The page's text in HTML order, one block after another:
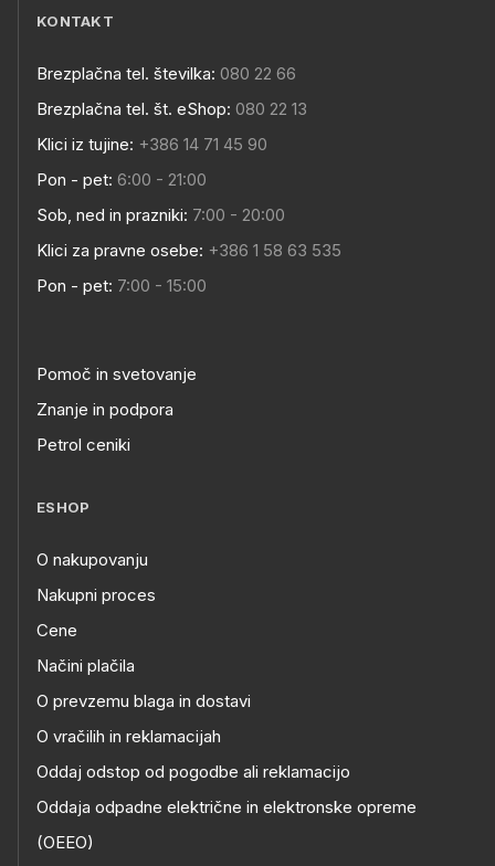
KONTAKT
Brezplačna tel. številka: 080 22 66
Brezplačna tel. št. eShop: 080 22 13
Klici iz tujine: +386 14 71 45 90
Pon - pet: 6:00 - 21:00
Sob, ned in prazniki: 7:00 - 20:00
Klici za pravne osebe: +386 1 58 63 535
Pon - pet: 7:00 - 15:00
Pomoč in svetovanje
Znanje in podpora
Petrol ceniki
ESHOP
O nakupovanju
Nakupni proces
Cene
Načini plačila
O prevzemu blaga in dostavi
O vračilih in reklamacijah
Oddaj odstop od pogodbe ali reklamacijo
Oddaja odpadne električne in elektronske opreme
(OEEO)